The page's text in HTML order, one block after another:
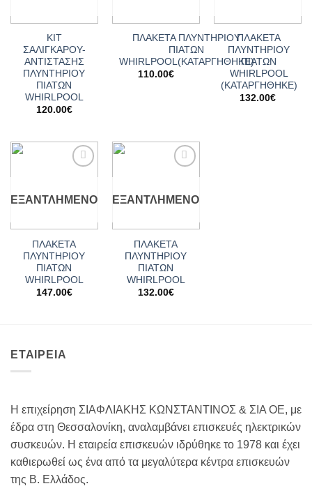
ΚΙΤ
ΣΑΛΙΓΚΑΡΟΥ-
ΑΝΤΙΣΤΑΣΗΣ
ΠΛΥΝΤΗΡΙΟΥ
ΠΙΑΤΩΝ
WHIRLPOOL
120.00€
ΠΛΑΚΕΤΑ ΠΛΥΝΤΗΡΙΟΥ
ΠΙΑΤΩΝ
WHIRLPOOL(ΚΑΤΑΡΓΗΘΗΚΕ)
110.00€
ΠΛΑΚΕΤΑ
ΠΛΥΝΤΗΡΙΟΥ
ΠΙΑΤΩΝ
WHIRLPOOL
(ΚΑΤΑΡΓΗΘΗΚΕ)
132.00€
ΕΞΑΝΤΛΗΜΈΝΟ
ΠΛΑΚΕΤΑ
ΠΛΥΝΤΗΡΙΟΥ
ΠΙΑΤΩΝ
WHIRLPOOL
147.00€
ΕΞΑΝΤΛΗΜΈΝΟ
ΠΛΑΚΕΤΑ
ΠΛΥΝΤΗΡΙΟΥ
ΠΙΑΤΩΝ
WHIRLPOOL
132.00€
ΕΤΑΙΡΕΙΑ
Η επιχείρηση ΣΙΑΦΛΙΑΚΗΣ ΚΩΝΣΤΑΝΤΙΝΟΣ & ΣΙΑ ΟΕ, με
έδρα στη Θεσσαλονίκη, αναλαμβάνει επισκευές ηλεκτρικών
συσκευών. Η εταιρεία επισκευών ιδρύθηκε το 1978 και έχει
καθιερωθεί ως ένα από τα μεγαλύτερα κέντρα επισκευών
της Β. Ελλάδος.